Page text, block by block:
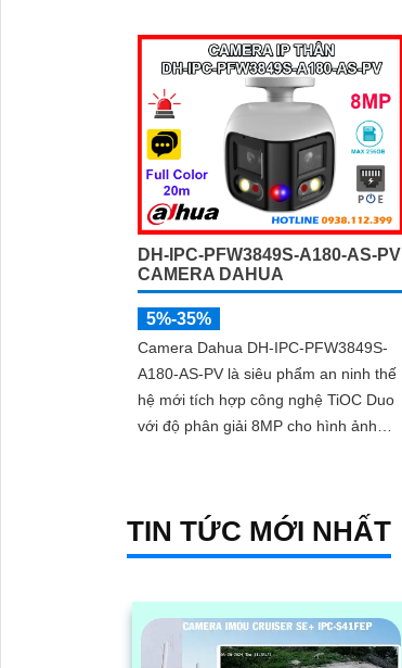
512GB và khả năng nhận diện thông
minh giúp phân biệt chính xác giữa
người và xe, nâng cao hiệu quả giám
sát với thiết kế chuẩn IP67 chống bụi
nước và hỗ trợ PoE giá rẻ
DH-IPC-PFW3849S-A180-AS-PV
CAMERA DAHUA
5%-35%
Camera Dahua DH-IPC-PFW3849S-
A180-AS-PV là siêu phẩm an ninh thế
hệ mới tích hợp công nghệ TiOC Duo
với độ phân giải 8MP cho hình ảnh
thoại hai chiều rõ ràng, cùng khe cắm
thẻ nhớ 256GB đáp ứng nhu cầu lưu
TIN TỨC MỚI NHẤT